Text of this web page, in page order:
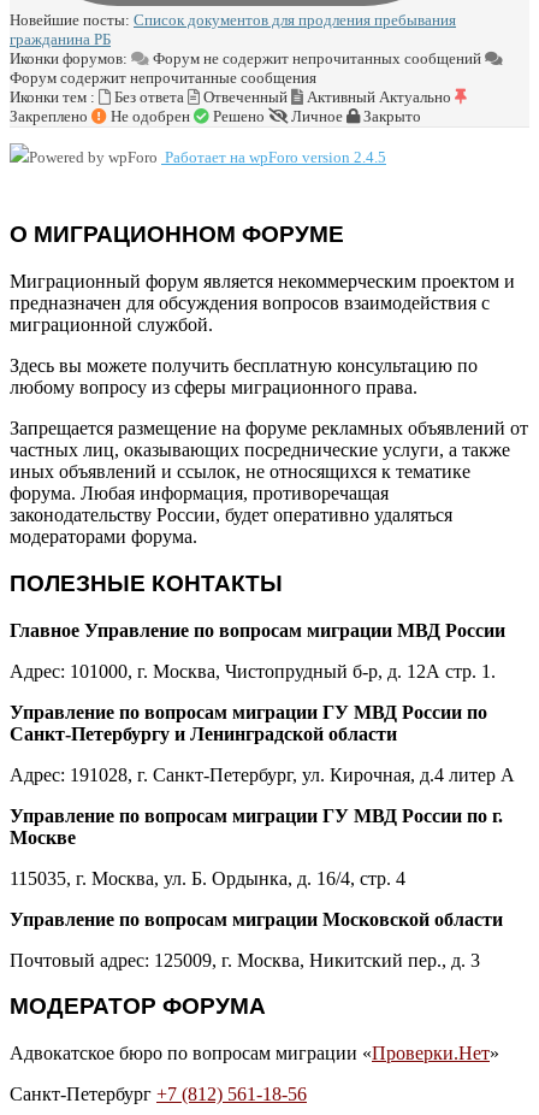
Новейшие посты: Список документов для продления пребывания
гражданина РБ
Иконки форумов:
Форум не содержит непрочитанных сообщений
Форум содержит непрочитанные сообщения
Иконки тем :
Без ответа Отвеченный Активный Актуально
Закреплено
Не одобрен Решено Личное Закрыто
Работает на wpForo version 2.4.5
О МИГРАЦИОННОМ ФОРУМЕ
Миграционный форум является некоммерческим проектом и
предназначен для обсуждения вопросов взаимодействия с
миграционной службой.
Здесь вы можете получить бесплатную консультацию по
любому вопросу из сферы миграционного права.
Запрещается размещение на форуме рекламных объявлений от
частных лиц, оказывающих посреднические услуги, а также
иных объявлений и ссылок, не относящихся к тематике
форума. Любая информация, противоречащая
законодательству России, будет оперативно удаляться
модераторами форума.
ПОЛЕЗНЫЕ КОНТАКТЫ
Главное Управление по вопросам миграции МВД России
Адрес: 101000, г. Москва, Чистопрудный б-р, д. 12А стр. 1.
Управление по вопросам миграции ГУ МВД России по
Санкт-Петербургу и Ленинградской области
Адрес: 191028, г. Санкт-Петербург, ул. Кирочная, д.4 литер А
Управление по вопросам миграции ГУ МВД России по г.
Москве
115035, г. Москва, ул. Б. Ордынка, д. 16/4, стр. 4
Управление по вопросам миграции Московской области
Почтовый адрес: 125009, г. Москва, Никитский пер., д. 3
МОДЕРАТОР ФОРУМА
Адвокатское бюро по вопросам миграции «Проверки.Нет»
Санкт-Петербург +7 (812) 561-18-56